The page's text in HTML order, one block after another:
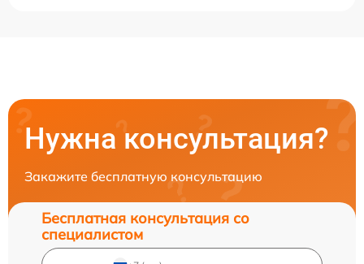
Нужна консультация?
Закажите бесплатную консультацию
Бесплатная консультация со
специалистом